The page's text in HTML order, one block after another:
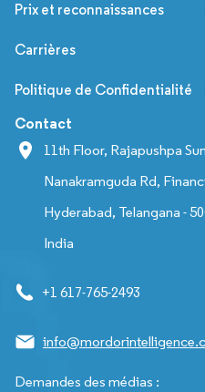
Prix et reconnaissances
Carrières
Politique de Confidentialité
Contact
11th Floor, Rajapushpa
Nanakramguda Rd,
Hyderabad, Telangana -
India
+1 617-765-2493
Demandes des médias :